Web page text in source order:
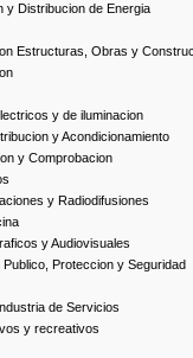
y Distribucion de Energia
Estructuras, Obras y
y de iluminacion
y Acondicionamiento
y Comprobacion
y Radiodifusiones
y Audiovisuales
Proteccion y Seguridad
de Servicios
y recreativos